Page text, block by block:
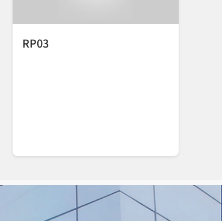
RP03